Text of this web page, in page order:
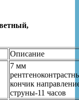
Описание
7 мм
кончик
струны-11 часов